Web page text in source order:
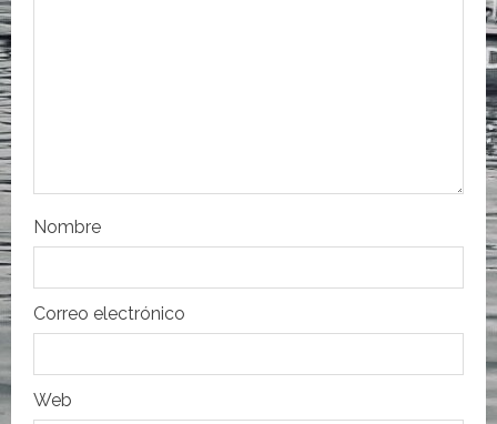
r
a
d
a
s
Nombre
Correo electrónico
Web